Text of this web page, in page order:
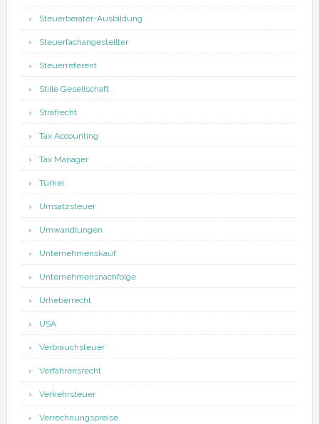
Steuerberater-Ausbildung
Steuerfachangestellter
Steuerreferent
Stille Gesellschaft
Strafrecht
Tax Accounting
Tax Manager
Türkei
Umsatzsteuer
Umwandlungen
Unternehmenskauf
Unternehmensnachfolge
Urheberrecht
USA
Verbrauchsteuer
Verfahrensrecht
Verkehrsteuer
Verrechnungspreise